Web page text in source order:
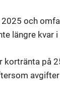
och
längre kvar i
kortränta på